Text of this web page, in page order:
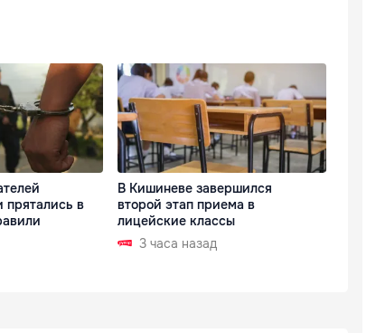
прятались в
В Кишиневе завершился
второй этап приема в
лицейские классы
3 часа назад